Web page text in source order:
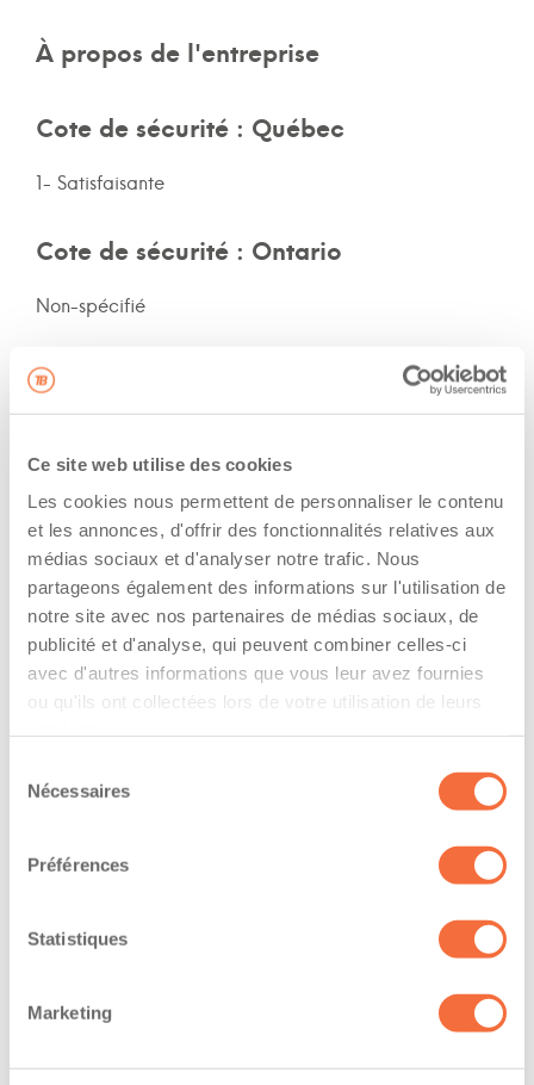
Ce site web utilise des cookies
Les cookies nous permettent de personnaliser le contenu
et les annonces, d'offrir des fonctionnalités relatives aux
médias sociaux et d'analyser notre trafic. Nous
partageons également des informations sur l'utilisation de
notre site avec nos partenaires de médias sociaux, de
publicité et d'analyse, qui peuvent combiner celles-ci
avec d'autres informations que vous leur avez fournies
ou qu'ils ont collectées lors de votre utilisation de leurs
Nécessaires
Préférences
Statistiques
Marketing
À propos de l'entreprise
Cote de sécurité : Québec
1- Satisfaisante
Cote de sécurité : Ontario
Non-spécifié
Cote de sécurité: autres provinces
Assurances et immatriculation
Possède ses propres assurances
The driver hold a driving licence from:
quebec
Has a vehicle registered in the following
province:
quebec
Diplômes et certifications
sur les marchandises dangereuses utilisées au
The owner-operator has the ability to
work at/during :